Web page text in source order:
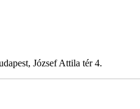
József Attila tér 4.